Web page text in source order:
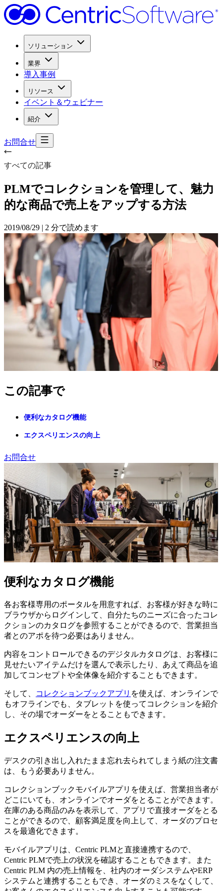
ソリューション
業界
導入事例
リソース
イベント＆ウェビナー
紹介
お問合せ
すべての記事
PLMでコレクションを管理して、 魅力
的な商品で売上をアップする方法
2019/08/29 | 2 分で読めます
この記事で
便利なカタログ機能
エクスペリエンスの向上
お問合せ
便利なカタログ機能
各お客様専用のポータルを用意すれば、お客様が好きな時に
ブラウザからログインして、自分たちのニーズに合ったコレ
クションのカタログを参照することができるので、営業担当
者とのアポを待つ必要はありません。
内容をコントロールできるのデジタルカタログは、お客様に
見せたいアイテムだけを選んで表示したり、あえて商品を追
加してコンセプトや全体像を紹介することもできます。
そして、 コレクションブックアプリ を使えば、オンラインで
もオフラインでも、タブレットを使ってコレクションを紹介
し、その場でオーダーをとることもできます。
エクスペリエンスの向上
デスクの引き出し入れたまま忘れ去られてしまう紙の注文書
は、もう必要ありません。
コレクションブックモバイルアプリを使えば、営業担当者が
どこにいても、オンラインでオーダをとることができます。
在庫のある商品のみを表示して、アプリで直接オーダをとる
ことができるので、顧客満足度を向上して、オーダのプロセ
スを最適化できます。
モバイルアプリは、Centric PLMと直接連携するので、
Centric PLMで売上の状況を確認することもできます。また
Centric PLM 内の売上情報を、社内のオーダシステムやERP
システムと連携することもでき、オーダのミスをなくして、